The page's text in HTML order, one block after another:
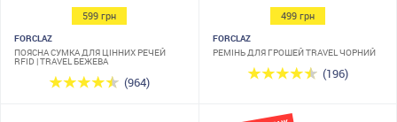
599 грн
FORCLAZ
ПОЯСНА СУМКА ДЛЯ ЦІННИХ РЕЧЕЙ
RFID | TRAVEL БЕЖЕВА
(964)
499 грн
FORCLAZ
РЕМІНЬ ДЛЯ ГРОШЕЙ TRAVEL ЧОРНИЙ
(196)